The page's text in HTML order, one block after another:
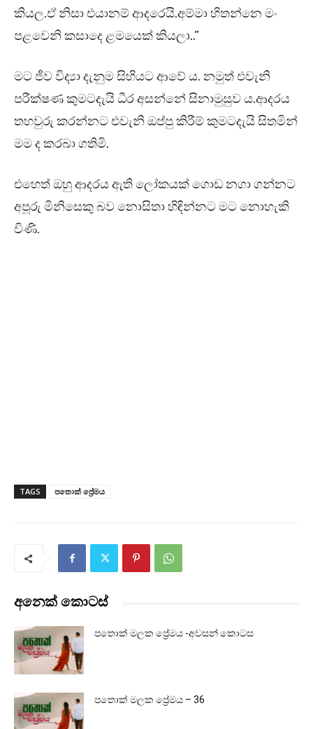
කියල.ඒ නිසා එයානම් ආදරෙයි.අම්මා හිතන්නෙ මං
පළවෙනි කසාදෙ ළමයෙක් කියලා..”
මට ජීව විද්‍යා දැනුම සිහියට ආවේ ය. නමුත් එවැනි
පරීක්ෂණ කුමටදැයි ධීර අසන්නේ සිනාමුසුව ය.ආදරය
තහවුරු කරන්නට එවැනි ඔප්පු කිරීම් කුමටදැයි සිතමින්
මම ද කරබා ගතිමි.
එහෙත් ඔහු ආදරය ඇති ලෝකයක් ගොඩ නගා ගන්නට
අපූරු මිනිසෙකු බව නොසිතා හිඳින්නට මට නොහැකි
විණි.
TAGS පතොක් ප්‍රේමය
අනෙක් කොටස්
පතොක් මලක ප්‍රේමය -අවසන් කොටස
පතොක් මලක ප්‍රේමය – 36